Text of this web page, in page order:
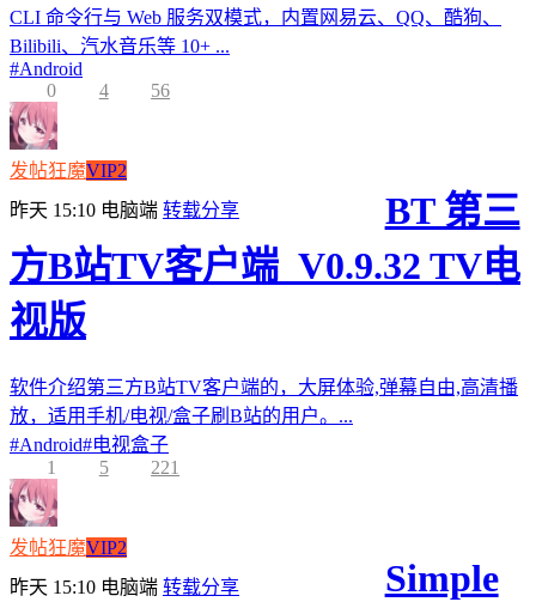
CLI 命令行与 Web 服务双模式，内置网易云、QQ、酷狗、
Bilibili、汽水音乐等 10+ ...
#Android
0
4 56
发帖狂魔VIP2
昨天 15:10 电脑端 转载分享
BT 第三
方B站TV客户端_V0.9.32 TV电
视版
软件介绍第三方B站TV客户端的，大屏体验,弹幕自由,高清播
放，适用手机/电视/盒子刷B站的用户。...
#Android#电视盒子
1
5 221
发帖狂魔VIP2
昨天 15:10 电脑端 转载分享
Simple